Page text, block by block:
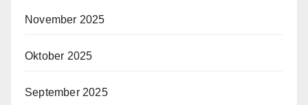
November 2025
Oktober 2025
September 2025